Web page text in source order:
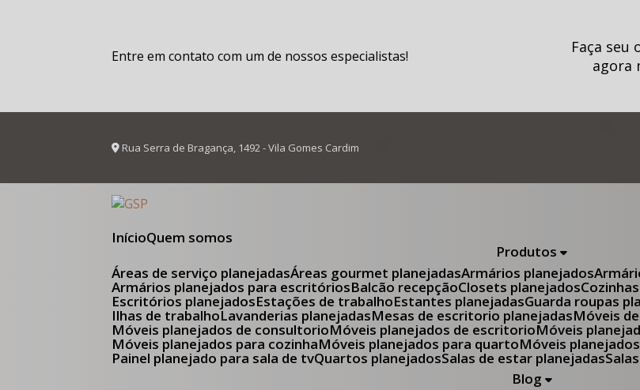
Entre em contato com um de nossos especialistas!
Faça seu
agora
Rua Serra de Bragança, 1492 - Vila Gomes Cardim
Início Quem somos
Produtos
Áreas de serviço planejadas Áreas gourmet planejadas Armários planejados
Armários planejados para escritórios Balcão recepção Closets planejados
Escritórios planejados Estações de trabalho Estantes planejadas Guarda roupas
Ilhas de trabalho Lavanderias planejadas Mesas de escritorio planejadas Móveis
Móveis planejados de consultorio Móveis planejados de escritorio Móveis
Móveis planejados para cozinha Móveis planejados para quarto Móveis
Painel planejado para sala de tv Quartos planejados Salas de estar planejadas
Blog